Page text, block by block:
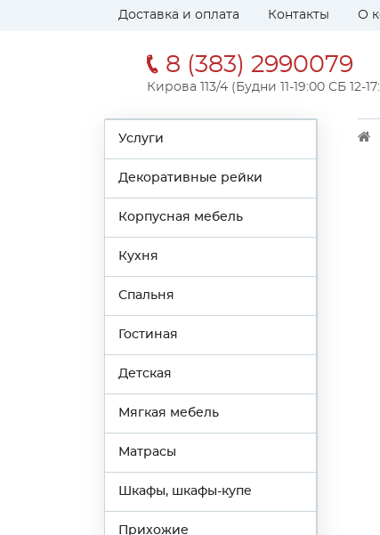
Доставка и оплата Контакты О
8 (383) 2990079
Кирова 113/4 (Будни 11-19:00 СБ 12-
Услуги
Декоративные рейки
Корпусная мебель
Кухня
Спальня
Гостиная
Детская
Мягкая мебель
Матрасы
Шкафы, шкафы-купе
Прихожие